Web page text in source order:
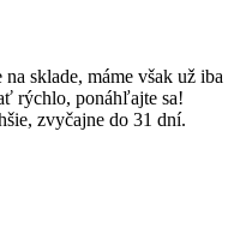
sklade, máme však už iba
rýchlo, ponáhľajte sa!
zvyčajne do 31 dní.